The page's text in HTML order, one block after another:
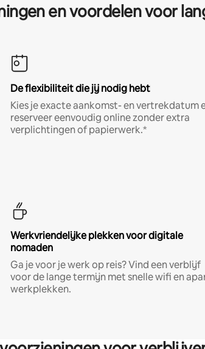
en voordelen voor
De flexibiliteit die jij nodig hebt
Kies je exacte aankomst- en vertrekdatum
reserveer eenvoudig online zonder extra
verplichtingen of papierwerk.*
Werkvriendelijke plekken voor digitale
nomaden
Ga je voor je werk op reis? Vind een verblijf
voor de lange termijn met snelle wifi en
werkplekken.